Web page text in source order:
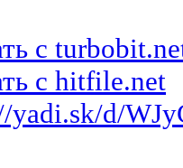
с
с hitfile.net
yadi.sk/d/